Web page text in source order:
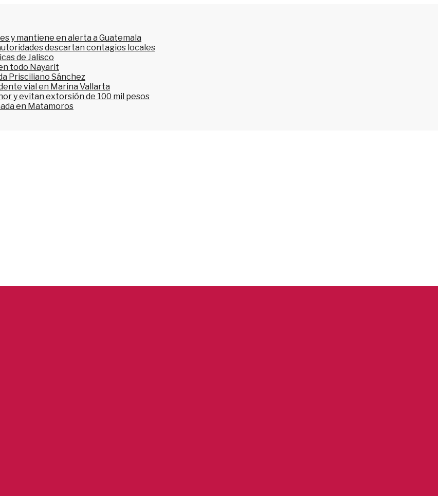
y mantiene en alerta a Guatemala
descartan contagios locales
de Jalisco
todo Nayarit
Prisciliano Sánchez
vial en Marina Vallarta
y evitan extorsión de 100 mil pesos
en Matamoros